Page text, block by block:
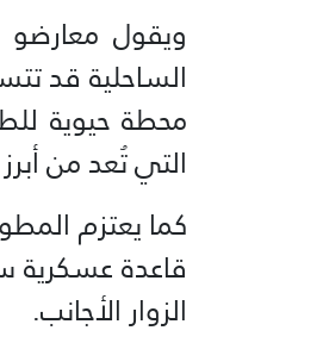
ويقول
الساحلية قد
محطة حيوية
التي تُعد من
كما يعتزم
قاعدة عسكرية
الزوار الأجانب.